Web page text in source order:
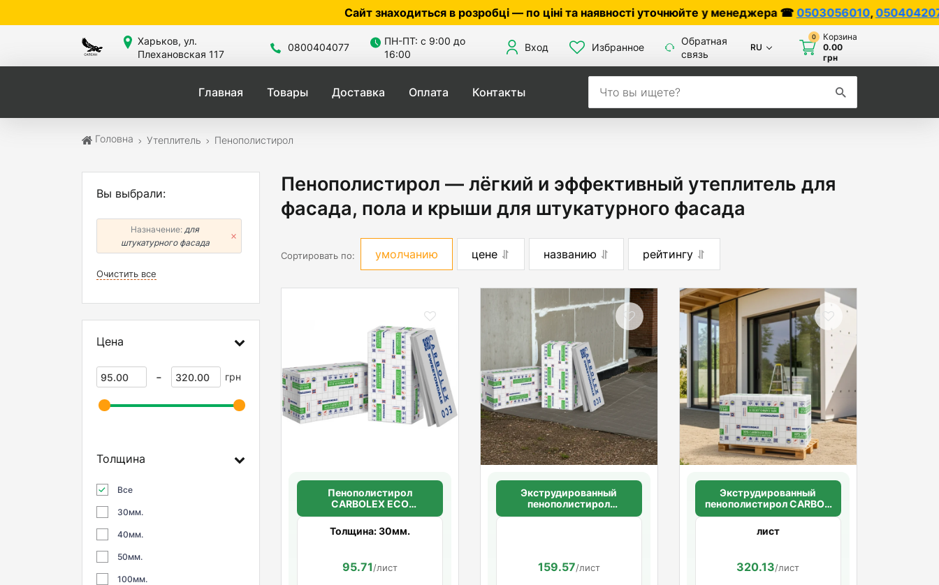
Сайт знаходиться в розробці — по ціні та наявності уточнюйте у менеджера ☎0503056010,0504042070
Харьков, ул.
Плехановская 117
0800404077
ПН-ПТ: с 9:00 до
16:00
Вход Избранное
Обратная
связь
RU
0
Корзина
0.00
грн
Главная Товары Доставка Оплата Контакты
Головна Утеплитель Пенополистирол
Вы выбрали:
Назначение:для
штукатурного фасада
Очистить все
Цена
- грн
Толщина
Все
30мм.
40мм.
50мм.
100мм.
Пенополистирол — лёгкий и эффективный утеплитель для
фасада, пола и крыши для штукатурного фасада
Сортировать по: умолчанию цене названию рейтингу
Пенополистирол
CARBOLEX ECO
(шероховатый) 30мм.
Толщина: 30мм.
95.71/лист
Экструдированный
пенополистирол
SWEETONDALE
159.57/лист
Экструдированный
пенополистирол CARBON
ECO 20 мм 1180*580
лист
320.13/лист